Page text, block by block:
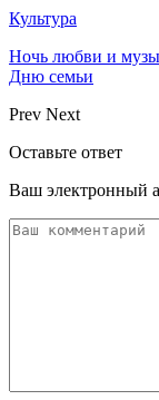
Культура
Ночь любви и
Дню семьи
Prev Next
Оставьте ответ
Ваш электронный